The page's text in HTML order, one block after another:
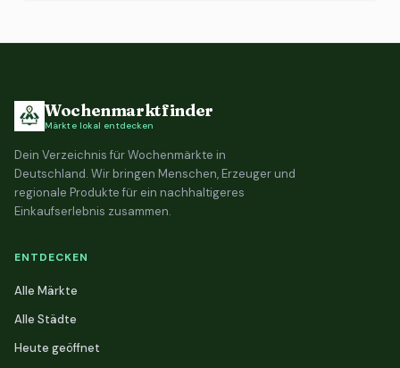
Wochenmarktfinder
Märkte lokal entdecken
Dein Verzeichnis für Wochenmärkte in
Deutschland. Wir bringen Menschen, Erzeuger und
regionale Produkte für ein nachhaltigeres
Einkaufserlebnis zusammen.
ENTDECKEN
Alle Märkte
Alle Städte
Heute geöffnet